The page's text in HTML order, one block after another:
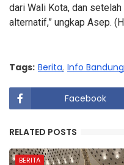
dari Wali Kota, dan
alternatif,” ungkap Asep.
Tags: Berita Info Bandung
Facebook
RELATED POSTS
BERITA